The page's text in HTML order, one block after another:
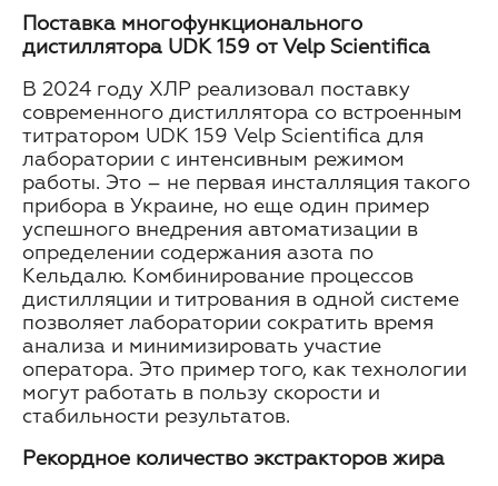
Поставка многофункционального
дистиллятора UDK 159 от Velp Scientifica
В 2024 году ХЛР реализовал поставку
современного дистиллятора со встроенным
титратором UDK 159 Velp Scientifica для
лаборатории с интенсивным режимом
работы. Это – не первая инсталляция такого
прибора в Украине, но еще один пример
успешного внедрения автоматизации в
определении содержания азота по
Кельдалю. Комбинирование процессов
дистилляции и титрования в одной системе
позволяет лаборатории сократить время
анализа и минимизировать участие
оператора. Это пример того, как технологии
могут работать в пользу скорости и
стабильности результатов.
Рекордное количество экстракторов жира